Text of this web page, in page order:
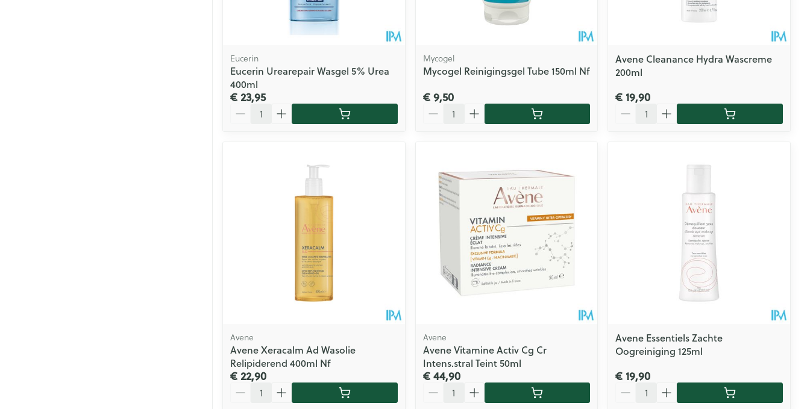
Eucerin
Eucerin Urearepair Wasgel 5% Urea
400ml
€ 23,95
Mycogel
Mycogel Reinigingsgel Tube 150ml Nf
€ 9,50
Avene Cleanance Hydra Wascreme
200ml
€ 19,90
Avene
Avene Xeracalm Ad Wasolie
Relipiderend 400ml Nf
€ 22,90
Avene
Avene Vitamine Activ Cg Cr
Intens.stral Teint 50ml
€ 44,90
Avene Essentiels Zachte
Oogreiniging 125ml
€ 19,90